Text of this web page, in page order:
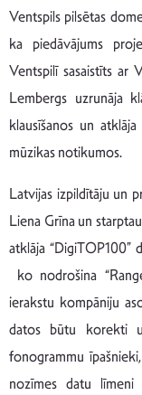
Ventspils pilsētas
ka piedāvājums
Ventspilī sasaistīts ar
Lembergs uzrunāja
klausīšanos un
mūzikas notikumos.
Latvijas izpildītāju un
Liena Grīna un
atklāja “DigiTOP100”
ko nodrošina
ierakstu kompāniju
datos būtu korekti
fonogrammu
nozīmes datu